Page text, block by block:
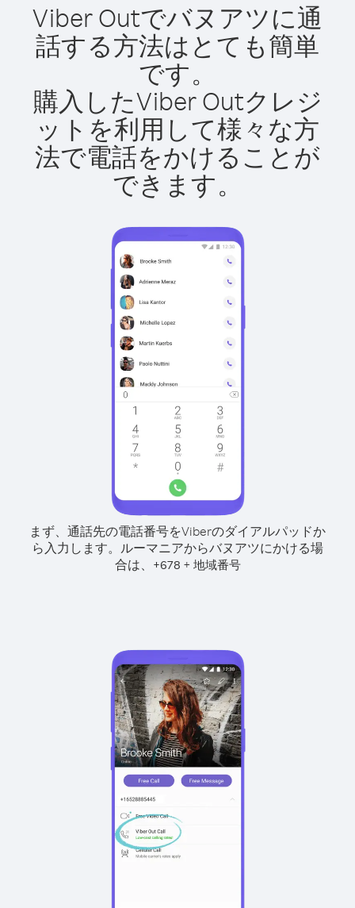
Viber Outでバヌアツに通
話する方法はとても簡単
です。
購入したViber Outクレジ
ットを利用して様々な方
法で電話をかけることが
できます。
まず、通話先の電話番号をViberのダイアルパッドか
ら入力します。 ルーマニアからバヌアツにかける場
合は、
+678 + 地域番号